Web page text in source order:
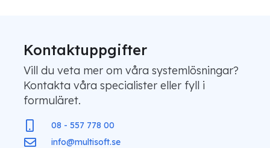
Kontaktuppgifter
Vill du veta mer om våra systemlösningar?
Kontakta våra specialister eller fyll i
formuläret.
08 - 557 778 00
info@multisoft.se